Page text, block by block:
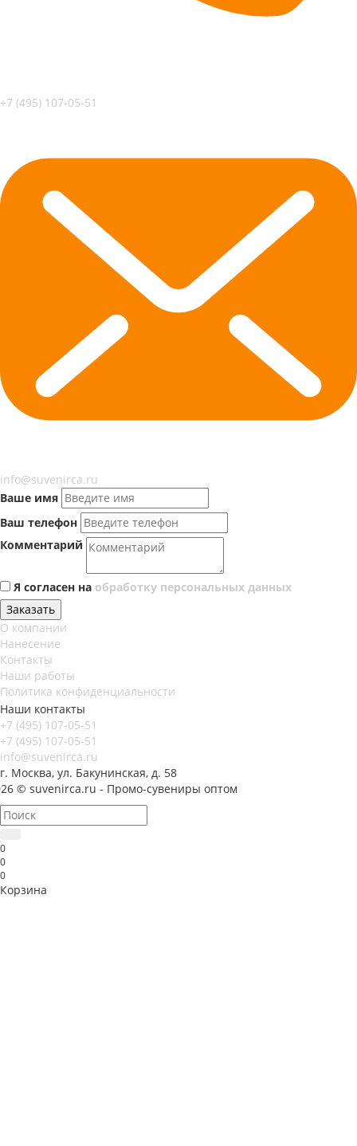
+7 (495) 107-05-51
info@suvenirca.ru
Ваше имя
Ваш телефон
Комментарий
Я согласен на обработку персональных данных
Заказать
О компании
Нанесение
Контакты
Наши работы
Политика конфиденциальности
Наши контакты
+7 (495) 107-05-51
+7 (495) 107-05-51
info@suvenirca.ru
г. Москва, ул. Бакунинская, д. 58
© suvenirca.ru - Промо-сувениры оптом
0
0
0
Корзина